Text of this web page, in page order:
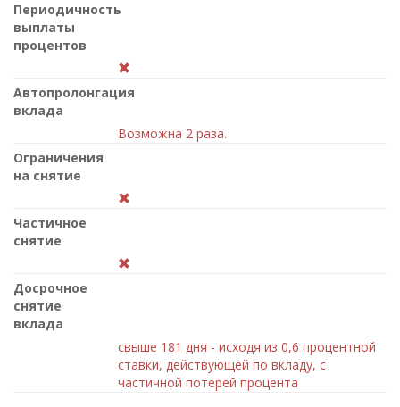
Периодичность
выплаты
процентов
Автопролонгация
вклада
Возможна 2 раза.
Ограничения
на снятие
Частичное
снятие
Досрочное
снятие
вклада
свыше 181 дня - исходя из 0,6 процентной
ставки, действующей по вкладу, с
частичной потерей процента